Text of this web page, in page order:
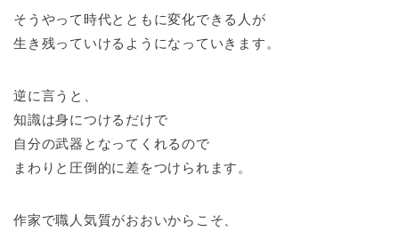
そうやって時代とともに変化できる人が
生き残っていけるようになっていきます。
逆に言うと、
知識は身につけるだけで
自分の武器となってくれるので
まわりと圧倒的に差をつけられます。
作家で職人気質がおおいからこそ、